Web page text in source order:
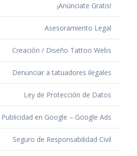
¡Anúnciate Gratis!
Asesoramiento Legal
Creación / Diseño Tattoo Webs
Denunciar a tatuadores ilegales
Ley de Protección de Datos
Publicidad en Google – Google Ads
Seguro de Responsabilidad Civil